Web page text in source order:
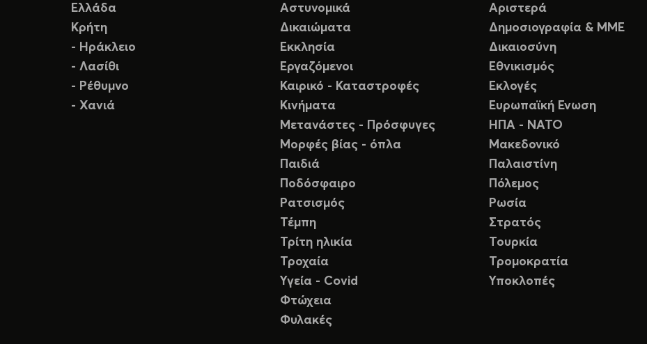
Ελλάδα
Κρήτη
- Ηράκλειο
- Λασίθι
- Ρέθυμνο
- Χανιά
Αστυνομικά
Δικαιώματα
Εκκλησία
Εργαζόμενοι
Καιρικό - Καταστροφές
Κινήματα
Μετανάστες - Πρόσφυγες
Μορφές βίας - όπλα
Παιδιά
Ποδόσφαιρο
Ρατσισμός
Τέμπη
Τρίτη ηλικία
Τροχαία
Υγεία - Covid
Φτώχεια
Φυλακές
Αριστερά
Δημοσιογραφία & ΜΜΕ
Δικαιοσύνη
Εθνικισμός
Εκλογές
Ευρωπαϊκή Ενωση
ΗΠΑ - ΝΑΤΟ
Μακεδονικό
Παλαιστίνη
Πόλεμος
Ρωσία
Στρατός
Τουρκία
Τρομοκρατία
Υποκλοπές